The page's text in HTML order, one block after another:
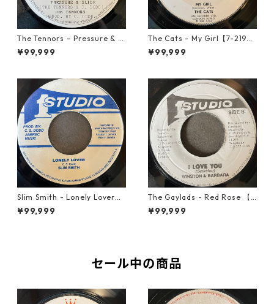
The Tennors – Pressure & Sl
ide【7-21952】
¥99,999
The Cats - My Girl【7-2190
6】
¥99,999
Slim Smith - Lonely Lover
【7-21921】
¥99,999
The Gaylads - Red Rose 【7
-21853】
¥99,999
セール中の商品